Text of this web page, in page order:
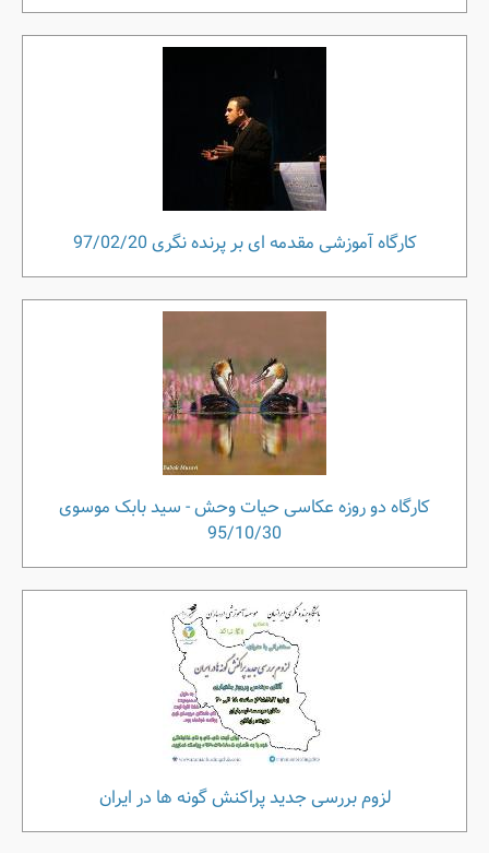
کارگاه آموزشی مقدمه ای بر پرنده نگری 97/02/20
کارگاه دو روزه عکاسی حیات وحش - سید بابک موسوی
95/10/30
لزوم بررسی جدید پراکنش گونه ها در ایران